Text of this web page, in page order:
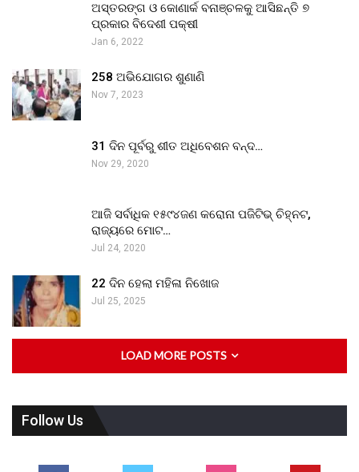
ଅସ୍ତରଙ୍ଗ ଓ କୋଣାର୍କ ବନାଞ୍ଚଳକୁ ଆସିଛନ୍ତି ୭
ପ୍ରକାର ବିଦେଶୀ ପକ୍ଷୀ
Jan 6, 2022
258 ଅଭିଯୋଗର ଶୁଣାଣି
Nov 7, 2023
31 ଦିନ ପୂର୍ବରୁ ଶୀତ ଅଧିବେଶନ ବନ୍ଦ…
Nov 29, 2020
ଆଜି ସର୍ବାଧିକ ୧୫୯୪ଜଣ କରୋନା ପଜିଟିଭ୍ ଚିହ୍ନଟ,
ରାଜ୍ୟରେ ମୋଟ…
Jul 24, 2020
22 ଦିନ ହେଲା ମହିଳା ନିଖୋଜ
Jul 25, 2025
LOAD MORE POSTS
Follow Us